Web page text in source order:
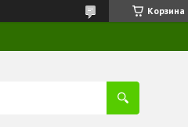
Корзина